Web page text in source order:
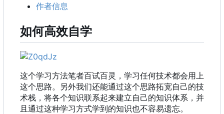
作者信息
如何高效自学
这个学习方法笔者百试百灵，学习任何技术都会用上
这个思路。另外我们还能通过这个思路拓宽自己的技
术栈，将各个知识联系起来建立自己的知识体系，并
且通过这种学习方式学到的知识也不容易遗忘。